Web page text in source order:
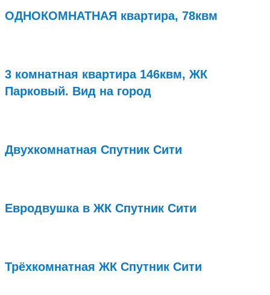
ОДНОКОМНАТНАЯ квартира, 78квм
3 комнатная квартира 146квм, ЖК
Парковый. Вид на город
Двухкомнатная Спутник Сити
Евродвушка в ЖК Спутник Сити
Трёхкомнатная ЖК Спутник Сити